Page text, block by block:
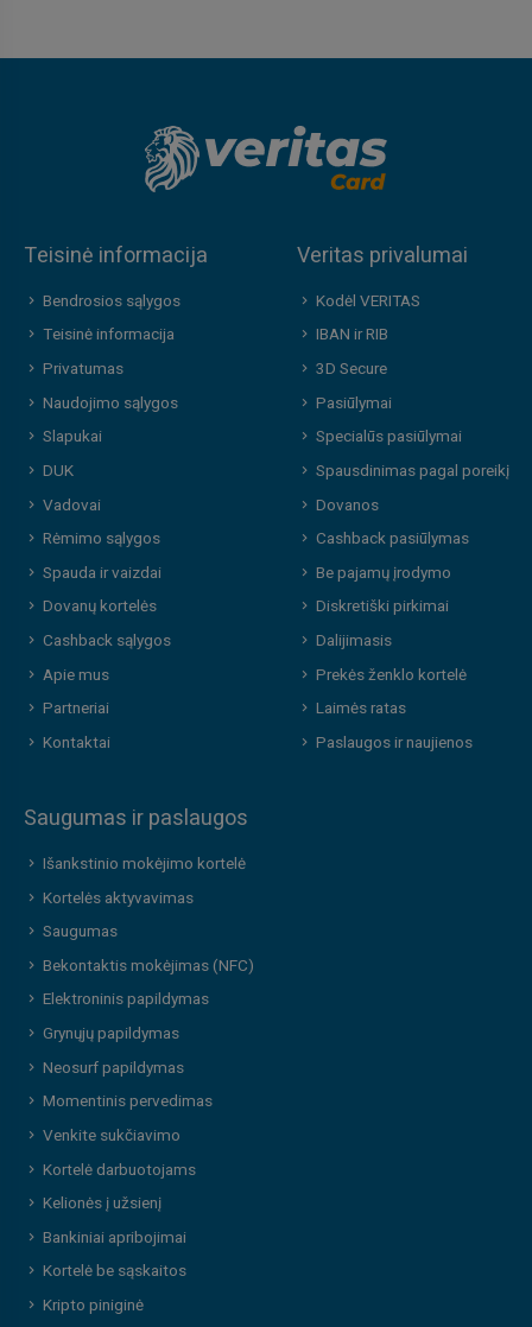
Teisinė informacija
Bendrosios sąlygos
Teisinė informacija
Privatumas
Naudojimo sąlygos
Slapukai
DUK
Vadovai
Rėmimo sąlygos
Spauda ir vaizdai
Dovanų kortelės
Cashback sąlygos
Apie mus
Partneriai
Kontaktai
Veritas privalumai
Kodėl VERITAS
IBAN ir RIB
3D Secure
Pasiūlymai
Specialūs pasiūlymai
Spausdinimas pagal poreikį
Dovanos
Cashback pasiūlymas
Be pajamų įrodymo
Diskretiški pirkimai
Dalijimasis
Prekės ženklo kortelė
Laimės ratas
Paslaugos ir naujienos
Saugumas ir paslaugos
Išankstinio mokėjimo kortelė
Kortelės aktyvavimas
Saugumas
Bekontaktis mokėjimas (NFC)
Elektroninis papildymas
Grynųjų papildymas
Neosurf papildymas
Momentinis pervedimas
Venkite sukčiavimo
Kortelė darbuotojams
Kelionės į užsienį
Bankiniai apribojimai
Kortelė be sąskaitos
Kripto piniginė